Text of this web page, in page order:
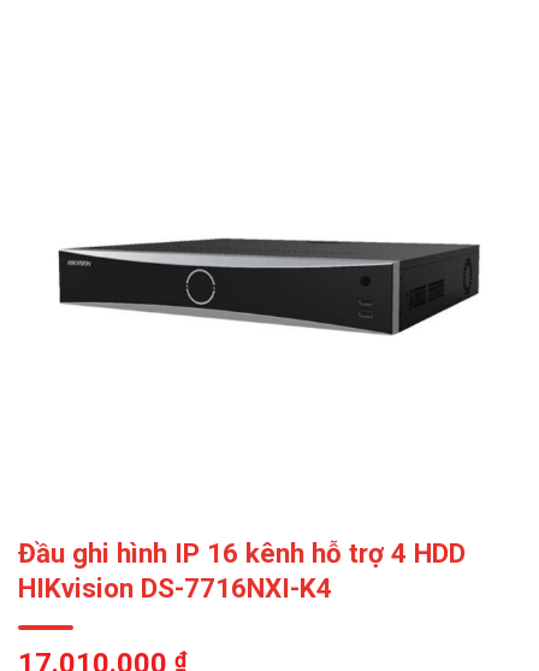
Đầu ghi hình IP 16 kênh hỗ trợ 4 HDD
HIKvision DS-7716NXI-K4
17.010.000 ₫